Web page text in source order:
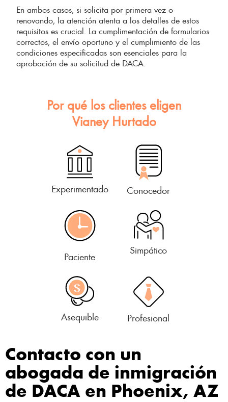
En ambos casos, si solicita por primera vez o
renovando, la atención atenta a los detalles de estos
requisitos es crucial. La cumplimentación de formularios
correctos, el envío oportuno y el cumplimiento de las
condiciones especificadas son esenciales para la
aprobación de su solicitud de DACA.
Por qué los clientes eligen
Vianey Hurtado
Experimentado Conocedor
Paciente
Simpático
Asequible Profesional
Contacto con un
abogada de inmigración
de DACA en Phoenix, AZ